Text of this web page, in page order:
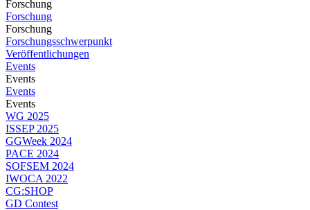
Forschung
Forschung
Forschung
Forschungsschwerpunkt
Veröffentlichungen
Events
Events
Events
Events
WG 2025
ISSEP 2025
GGWeek 2024
PACE 2024
SOFSEM 2024
IWOCA 2022
CG:SHOP
GD Contest